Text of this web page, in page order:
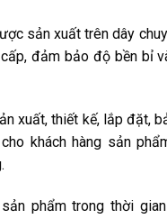
sản xuất trên dây
đảm bảo độ bền bỉ
xuất, thiết kế, lắp đặt,
khách hàng sản
phẩm trong thời